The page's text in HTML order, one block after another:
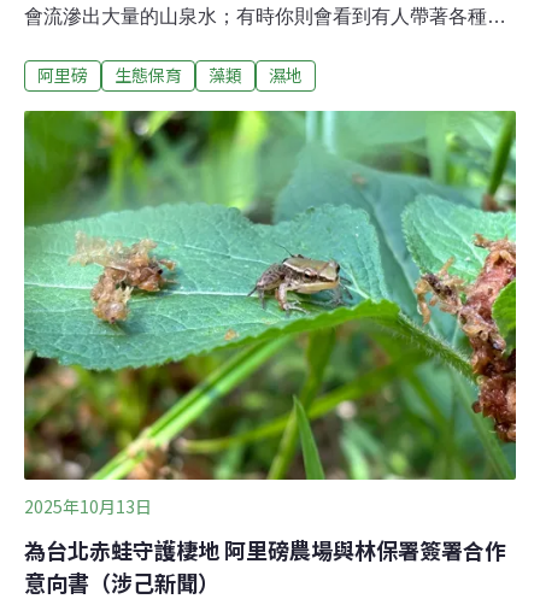
會流滲出大量的山泉水；有時你則會看到有人帶著各種儲
車。這樣的環境，其實就是陸上濕地型態的其中一種「滲
山溝的兩側，無論如何，這樣的環境總能為安靜的產業道
路，帶來一絲活潑且充滿生機的氣息。滲水山澗：產業道
路旁的微型濕地樂園清涼的滲水山壁，同時也是生態樂園
這一型態的濕地，多數分布在森林道路的兩側。在炎炎夏
日中，用手觸摸那冰涼的山泉水，總能瞬間消除環境帶來
的悶熱與不適，有些登山客也會順手將攜帶的毛巾打濕，
當作健行時舒緩身心的清涼劑。仔細觀察沉積在角落的綠
葉，那些是這週剛被雨水打落的新鮮葉片，枯黃的則是上
方樹木落下的落葉，還堆積著樹枝和果實。在這當中，常
能看見小小的蝦子在其中穿梭移動，那是喜歡居住在冰涼
阿里磅 生態保育 藻類 濕地
2025年10月13日
為台北赤蛙守護棲地 阿里磅農場與林保署簽署合作
意向書（涉己新聞）